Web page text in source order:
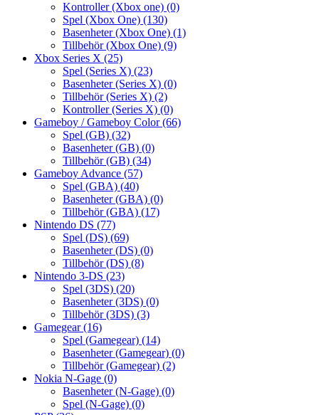
Kontroller (Xbox one) (0)
Spel (Xbox One) (130)
Basenheter (Xbox One) (1)
Tillbehör (Xbox One) (9)
Xbox Series X (25)
Spel (Series X) (23)
Basenheter (Series X) (0)
Tillbehör (Series X) (2)
Kontroller (Series X) (0)
Gameboy / Gameboy Color(66)
Spel (GB) (32)
Basenheter (GB) (0)
Tillbehör (GB) (34)
Gameboy Advance (57)
Spel (GBA) (40)
Basenheter (GBA) (0)
Tillbehör (GBA) (17)
Nintendo DS (77)
Spel (DS) (69)
Basenheter (DS) (0)
Tillbehör (DS) (8)
Nintendo 3-DS (23)
Spel (3DS) (20)
Basenheter (3DS) (0)
Tillbehör (3DS) (3)
Gamegear(16)
Spel (Gamegear) (14)
Basenheter (Gamegear) (0)
Tillbehör (Gamegear) (2)
Nokia N-Gage (0)
Basenheter (N-Gage) (0)
Spel (N-Gage) (0)